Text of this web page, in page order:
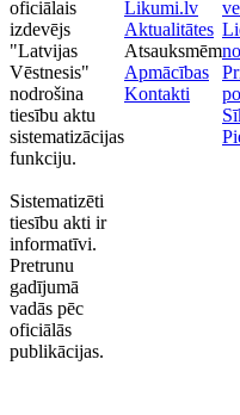
oficiālais
izdevējs
"Latvijas
Vēstnesis"
nodrošina
tiesību aktu
sistematizācijas
funkciju.
Sistematizēti
tiesību akti ir
informatīvi.
Pretrunu
gadījumā
vadās pēc
oficiālās
publikācijas.
Likumi.lv
Aktualitātes
Atsauksmēm
Apmācības
Kontakti